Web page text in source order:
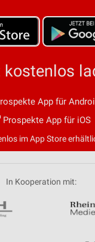
App für
Prospekte App für iOS
im App Store
In Kooperation mit: